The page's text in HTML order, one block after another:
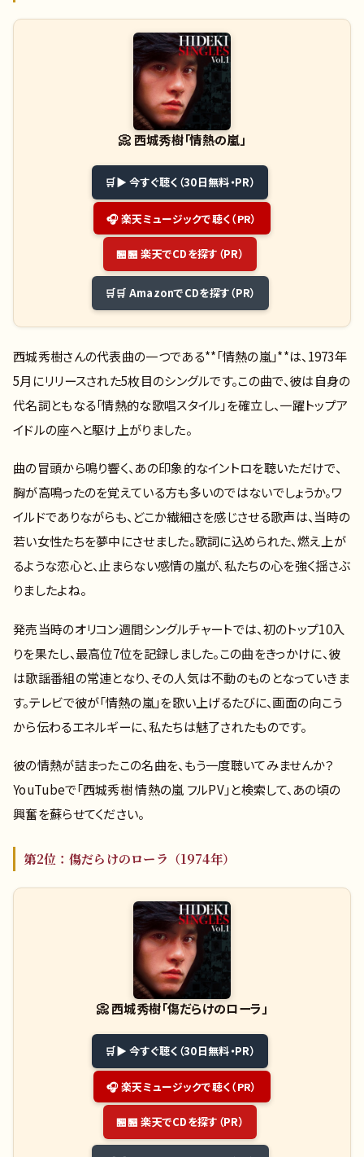
📀西城秀樹「情熱の嵐」
▶ 今すぐ聴く（30日無料・PR）
🎧 楽天ミュージックで聴く（PR）
🏪 楽天でCDを探す（PR）
🛒 AmazonでCDを探す（PR）
西城秀樹さんの代表曲の一つである**「情熱の嵐」**は、1973年
5月にリリースされた5枚目のシングルです。この曲で、彼は自身の
代名詞ともなる「情熱的な歌唱スタイル」を確立し、一躍トップア
イドルの座へと駆け上がりました。
曲の冒頭から鳴り響く、あの印象的なイントロを聴いただけで、
胸が高鳴ったのを覚えている方も多いのではないでしょうか。ワ
イルドでありながらも、どこか繊細さを感じさせる歌声は、当時の
若い女性たちを夢中にさせました。歌詞に込められた、燃え上が
るような恋心と、止まらない感情の嵐が、私たちの心を強く揺さぶ
りましたよね。
発売当時のオリコン週間シングルチャートでは、初のトップ10入
りを果たし、最高位7位を記録しました。この曲をきっかけに、彼
は歌謡番組の常連となり、その人気は不動のものとなっていきま
す。テレビで彼が「情熱の嵐」を歌い上げるたびに、画面の向こう
から伝わるエネルギーに、私たちは魅了されたものです。
彼の情熱が詰まったこの名曲を、もう一度聴いてみませんか？
YouTubeで「西城秀樹 情熱の嵐 フルPV」と検索して、あの頃の
興奮を蘇らせてください。
第2位：傷だらけのローラ（1974年）
📀西城秀樹「傷だらけのローラ」
▶ 今すぐ聴く（30日無料・PR）
🎧 楽天ミュージックで聴く（PR）
🏪 楽天でCDを探す（PR）